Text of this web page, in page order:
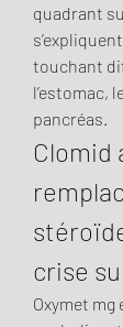
quadrant
touchant
l’estomac,
pancréas.
Clomid
crise
Oxymet